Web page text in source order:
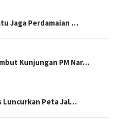
Jaga Perdamaian …
Kunjungan PM Nar…
Luncurkan Peta Jal…